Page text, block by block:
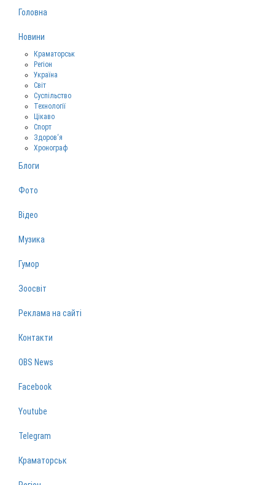
Головна
Новини
Краматорськ
Регіон
Україна
Світ
Суспільство
Технології
Цікаво
Спорт
Здоров‘я
Хронограф
Блоги
Фото
Відео
Музика
Гумор
Зоосвіт
Реклама на сайті
Контакти
OBS News
Facebook
Youtube
Telegram
Краматорськ